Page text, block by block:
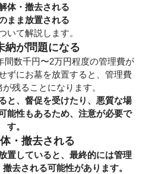
体・撤去される
まま放置される
いて解説します。
納が問題になる
間数千円〜2万円程度の管理費が
ずにお墓を放置すると、管理費
残ることになります。
と、督促を受けたり、悪質な場
能性もあるため、注意が必要で
す。
・撤去される
置していると、最終的には管理
去される可能性があります。